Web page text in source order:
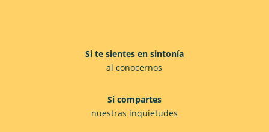
Si te sientes en sintonía
al conocernos
Si compartes
nuestras inquietudes